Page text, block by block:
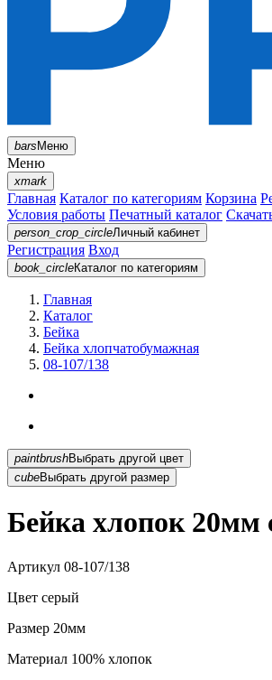
barsМеню
Меню
xmark
Главная Каталог по категориям Корзина
Условия работы Печатный каталог
person_crop_circleЛичный кабинет
Регистрация Вход
book_circleКаталог по категориям
Главная
Каталог
Бейка
Бейка хлопчатобумажная
08-107/138
paintbrush
Выбрать другой цвет
cubeВыбрать другой размер
Бейка хлопок 20мм
Артикул 08-107/138
Цвет серый
Размер 20мм
Материал 100% хлопок